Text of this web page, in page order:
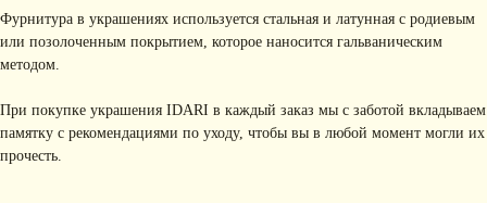
Фурнитура в украшениях используется стальная и латунная с родиевым
или позолоченным покрытием, которое наносится гальваническим
методом.
При покупке украшения IDARI в каждый заказ мы с заботой вкладываем
памятку с рекомендациями по уходу, чтобы вы в любой момент могли их
прочесть.